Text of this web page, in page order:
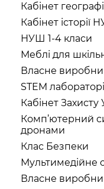
Кабінет
Кабінет історії
НУШ 1-4 класи
Меблі для
Власне
STEM
Кабінет Захисту
Комп’ютерний
дронами
Клас Безпеки
Мультимедійне
Власне